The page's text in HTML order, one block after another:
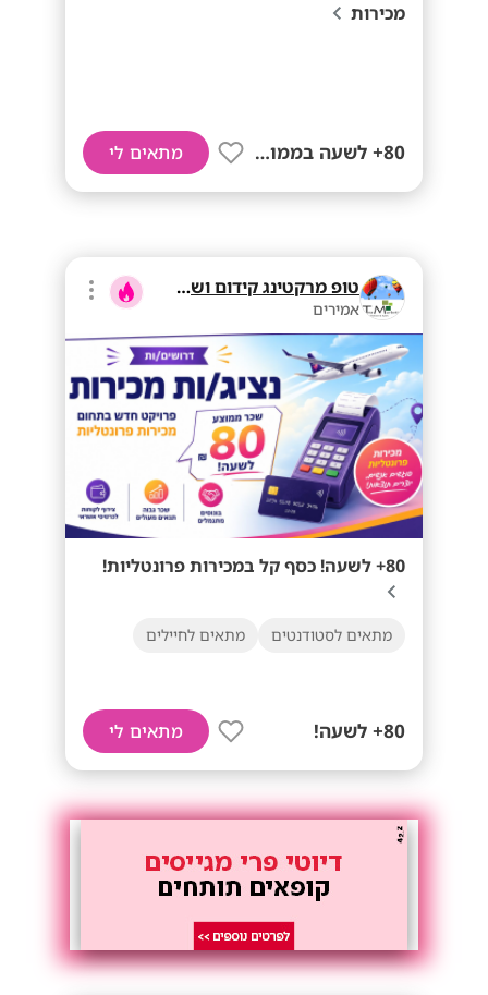
מכירות
80+ לשעה בממוצע מתאים לי
טופ מרקטינג קידום ושיווק בע"מ
אמירים
80+ לשעה! כסף קל במכירות פרונטליות!
מתאים לסטודנטים מתאים לחיילים
80+ לשעה! מתאים לי